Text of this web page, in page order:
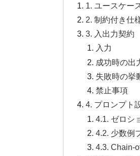
1. ユースケー
2. 制約付き仕
3. 入出力契約
入力
成功時の出
失敗時の挙
禁止事項
4. プロンプト
4.1. ゼロシ
4.2. 少数例
4.3. Chain-